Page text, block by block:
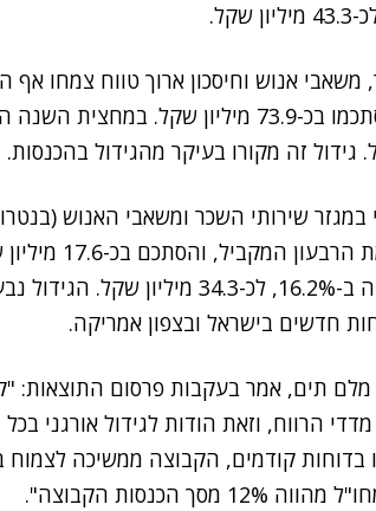
לעומת הרבעון המקביל, והסתכמו בכ-73.9
שירותי השכר ומשאבי האנוש
ברבעון השני
גדל הרווח התפעולי במגזר זה ב-16.2%, לכ-
חדשים בישראל ובצפון אמריקה.
מלם תים, אמר בעקבות פרסום התוצאות:
הרווח, וזאת הודות לגידול אורגני
בדוחות קודמים, הקבוצה ממשיכה
הכנסות הקבוצה".